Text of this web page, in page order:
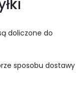
doliczone do
sposobu dostawy